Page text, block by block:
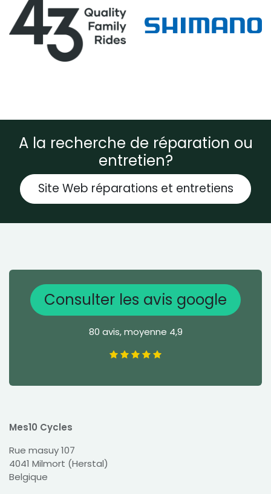
A la recherche de réparation ou
entretien?
Site Web réparations et entretiens
Consulter les avis google
80 avis, moyenne 4,9
Mes10 Cycles
Rue masuy 107
4041 Milmort (Herstal)
Belgique